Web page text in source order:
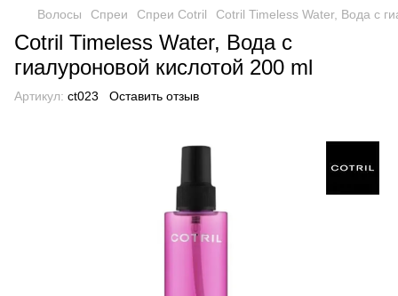
Волосы Спреи Спреи Cotril Cotril Timeless Water, Вода с
Cotril Timeless Water, Вода с
гиалуроновой кислотой 200 ml
Артикул: ct023 Оставить отзыв